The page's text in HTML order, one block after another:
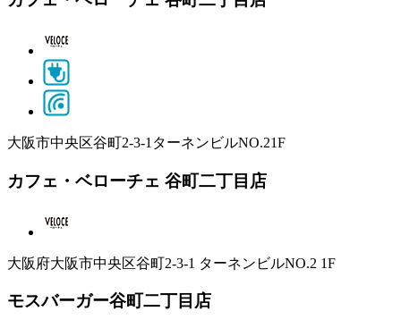
大阪市中央区谷町2-3-1ターネンビルNO.21F
カフェ・ベローチェ 谷町二丁目店
大阪府大阪市中央区谷町2-3-1 ターネンビルNO.2 1F
モスバーガー谷町二丁目店